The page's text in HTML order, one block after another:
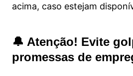
acima, caso estejam
🔔 Atenção! Evite
promessas de